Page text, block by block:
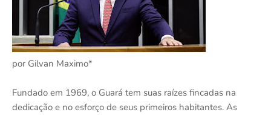
por Gilvan Maximo*
Fundado em 1969, o Guará tem suas raízes fincadas na
dedicação e no esforço de seus primeiros habitantes. As